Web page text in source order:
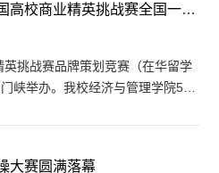
多月的封闭式强化集训，为赛事
场上，我校队员沉稳专注、从容
突破！我校留学生斩获全国高校商业精英挑战赛全国一等奖
挑战赛品牌策划竞赛（在华留学
峡举办。我校经济与管理学院5名
段，学校统筹推进赛事工作，组
大赛圆满落幕